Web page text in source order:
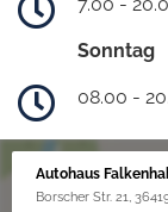
Sonntag
08.00 -
Autohaus
Borscher Str. 21,